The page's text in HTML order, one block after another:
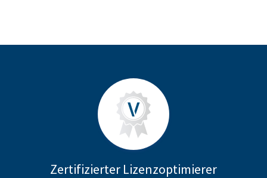
Zertifizierter Lizenzoptimierer